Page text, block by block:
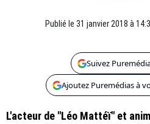
Publié le 31 janvier 2018 à
Suivez
Ajoutez Puremédias à
L'acteur de "Léo Mattéï" et